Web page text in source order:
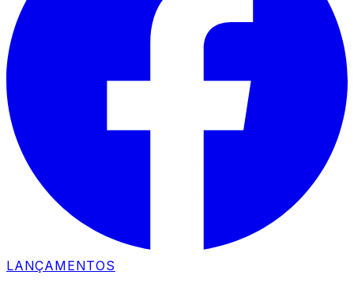
LANÇAMENTOS